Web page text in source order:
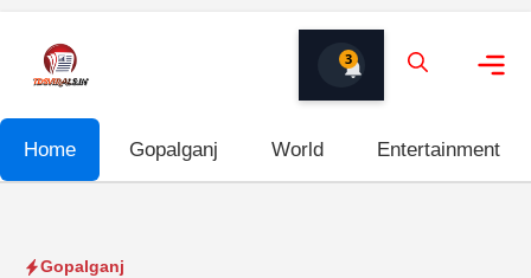
content
3
Home Gopalganj World Entertainment
Gopalganj